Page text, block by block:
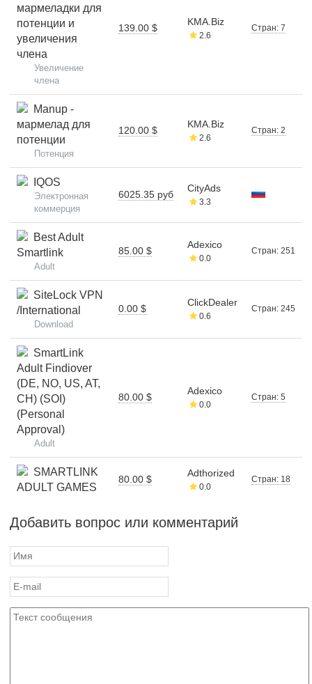
мармеладки для
потенции и
увеличения
члена
Увеличение
члена
139.00 $
KMA.Biz
2.6
Стран: 7
Manup -
мармелад для
потенции
Потенция
120.00 $
KMA.Biz
2.6
Стран: 2
IQOS
Электронная
коммерция
6025.35 руб
CityAds
3.3
Best Adult
Smartlink
Adult
85.00 $
Adexico
0.0
Стран: 251
SiteLock VPN
/International
Download
0.00 $
ClickDealer
0.6
Стран: 245
SmartLink
Adult Findiover
(DE, NO, US, AT,
CH) (SOI)
(Personal
Approval)
Adult
80.00 $
Adexico
0.0
Стран: 5
SMARTLINK
ADULT GAMES
80.00 $
Adthorized
0.0
Стран: 18
Добавить вопрос или комментарий